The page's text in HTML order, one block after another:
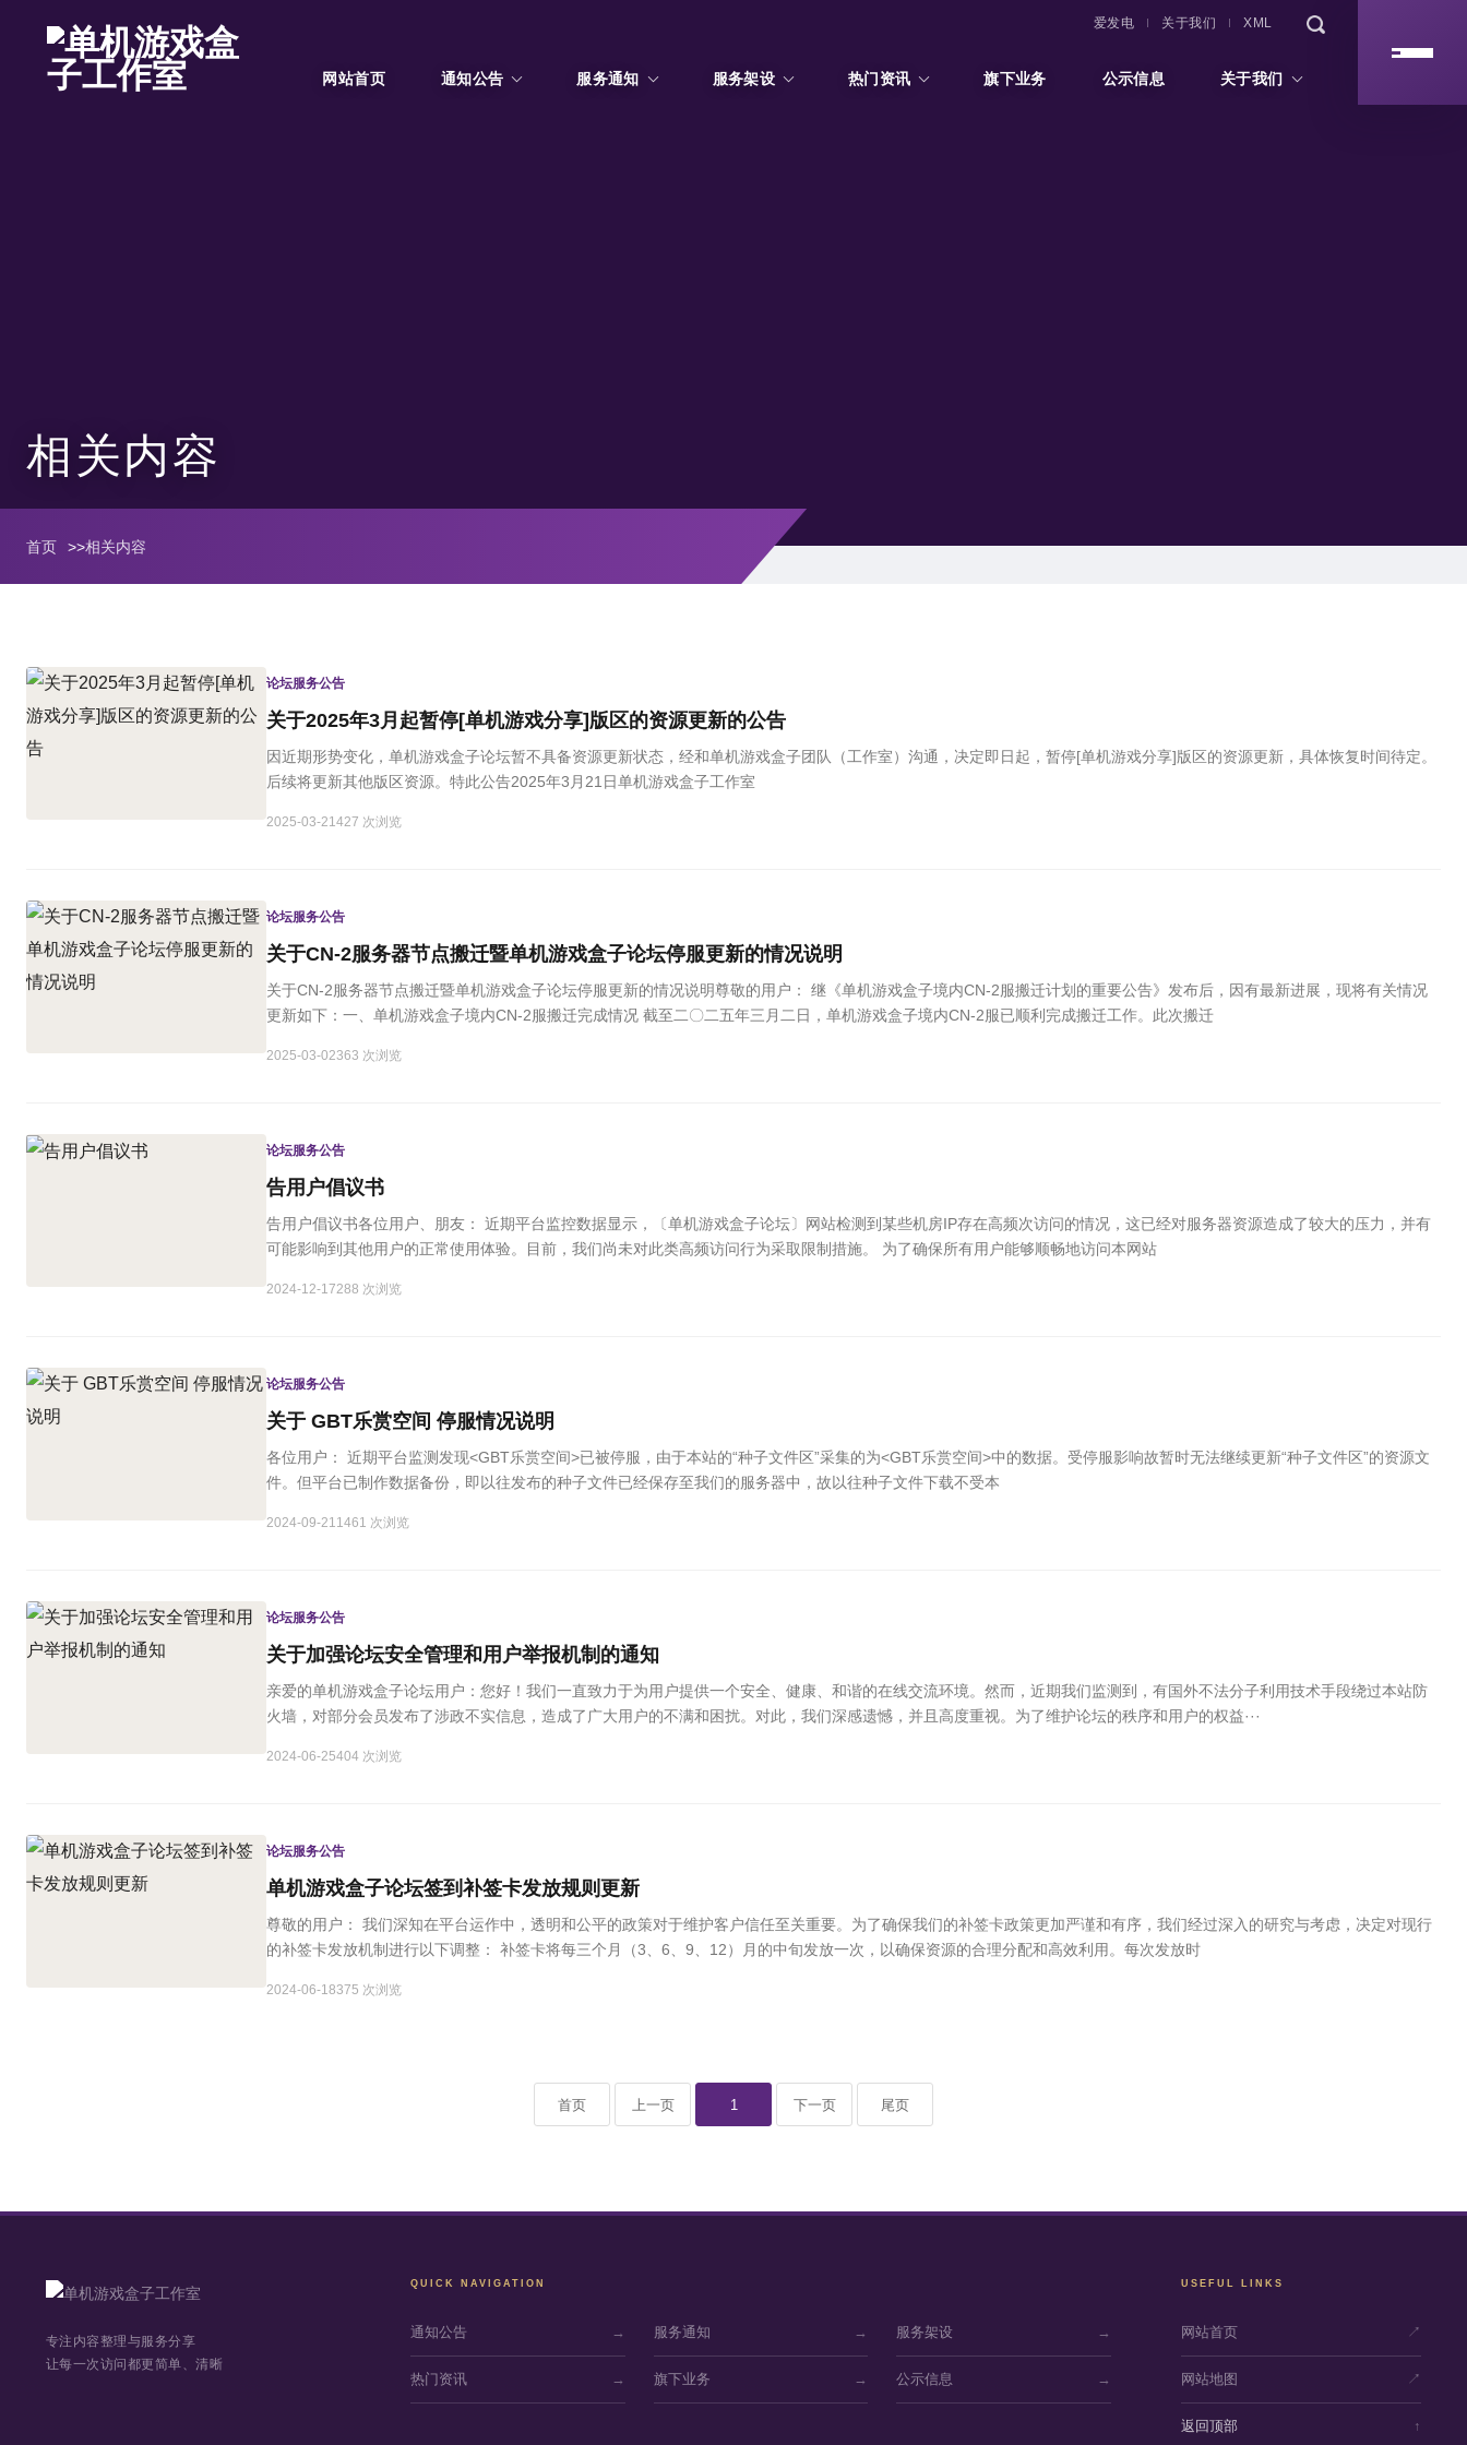
爱发电 关于我们 XML
网站首页 通知公告 服务通知 服务架设 热门资讯 旗下业务 公示信息 关于我们
相关内容
首页 >>相关内容
论坛服务公告
关于2025年3月起暂停[单机游戏分享]版区的资源更新的公告
因近期形势变化，单机游戏盒子论坛暂不具备资源更新状态，经和单机游戏盒子团队（工作室）沟通，决定即日起，暂停[单机游戏分享]版区的资源更新，具体恢复时间待定。
后续将更新其他版区资源。特此公告2025年3月21日单机游戏盒子工作室
2025-03-21427 次浏览
论坛服务公告
关于CN-2服务器节点搬迁暨单机游戏盒子论坛停服更新的情况说明
关于CN-2服务器节点搬迁暨单机游戏盒子论坛停服更新的情况说明尊敬的用户： 继《单机游戏盒子境内CN-2服搬迁计划的重要公告》发布后，因有最新进展，现将有关情况
更新如下：一、单机游戏盒子境内CN-2服搬迁完成情况 截至二〇二五年三月二日，单机游戏盒子境内CN-2服已顺利完成搬迁工作。此次搬迁
2025-03-02363 次浏览
论坛服务公告
告用户倡议书
告用户倡议书各位用户、朋友： 近期平台监控数据显示，〔单机游戏盒子论坛〕网站检测到某些机房IP存在高频次访问的情况，这已经对服务器资源造成了较大的压力，并有
可能影响到其他用户的正常使用体验。目前，我们尚未对此类高频访问行为采取限制措施。 为了确保所有用户能够顺畅地访问本网站
2024-12-17288 次浏览
论坛服务公告
关于 GBT乐赏空间 停服情况说明
各位用户： 近期平台监测发现<GBT乐赏空间>已被停服，由于本站的“种子文件区”采集的为<GBT乐赏空间>中的数据。受停服影响故暂时无法继续更新“种子文件区”的资源文
件。但平台已制作数据备份，即以往发布的种子文件已经保存至我们的服务器中，故以往种子文件下载不受本
2024-09-211461 次浏览
论坛服务公告
关于加强论坛安全管理和用户举报机制的通知
亲爱的单机游戏盒子论坛用户：您好！我们一直致力于为用户提供一个安全、健康、和谐的在线交流环境。然而，近期我们监测到，有国外不法分子利用技术手段绕过本站防
火墙，对部分会员发布了涉政不实信息，造成了广大用户的不满和困扰。对此，我们深感遗憾，并且高度重视。为了维护论坛的秩序和用户的权益···
2024-06-25404 次浏览
论坛服务公告
单机游戏盒子论坛签到补签卡发放规则更新
尊敬的用户： 我们深知在平台运作中，透明和公平的政策对于维护客户信任至关重要。为了确保我们的补签卡政策更加严谨和有序，我们经过深入的研究与考虑，决定对现行
的补签卡发放机制进行以下调整： 补签卡将每三个月（3、6、9、12）月的中旬发放一次，以确保资源的合理分配和高效利用。每次发放时
2024-06-18375 次浏览
首页 上一页 1 下一页 尾页
专注内容整理与服务分享
让每一次访问都更简单、清晰
QUICK NAVIGATION
通知公告 → 服务通知 → 服务架设 →
热门资讯 → 旗下业务 → 公示信息 →
USEFUL LINKS
网站首页 ↗
网站地图 ↗
返回顶部 ↑